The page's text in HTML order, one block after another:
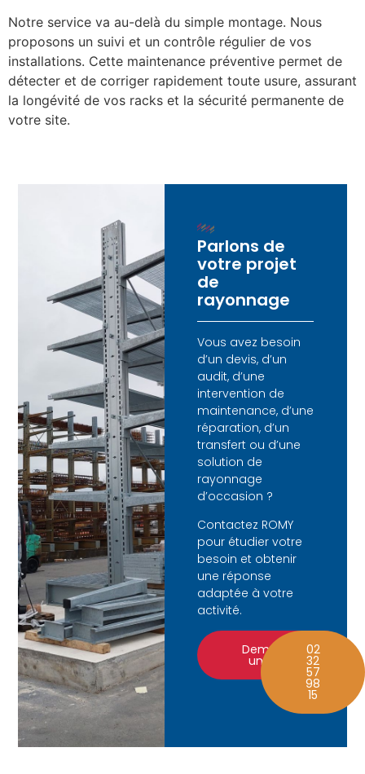
Notre service va au-delà du simple montage. Nous
proposons un suivi et un contrôle régulier de vos
installations. Cette maintenance préventive permet de
détecter et de corriger rapidement toute usure, assurant
la longévité de vos racks et la sécurité permanente de
votre site.
Parlons de
votre projet
de
rayonnage
Vous avez besoin
d’un devis, d’un
audit, d’une
intervention de
maintenance, d’une
réparation, d’un
transfert ou d’une
solution de
rayonnage
d’occasion ?
Contactez ROMY
pour étudier votre
besoin et obtenir
une réponse
adaptée à votre
activité.
Demander
un devis
02
32
57
98
15